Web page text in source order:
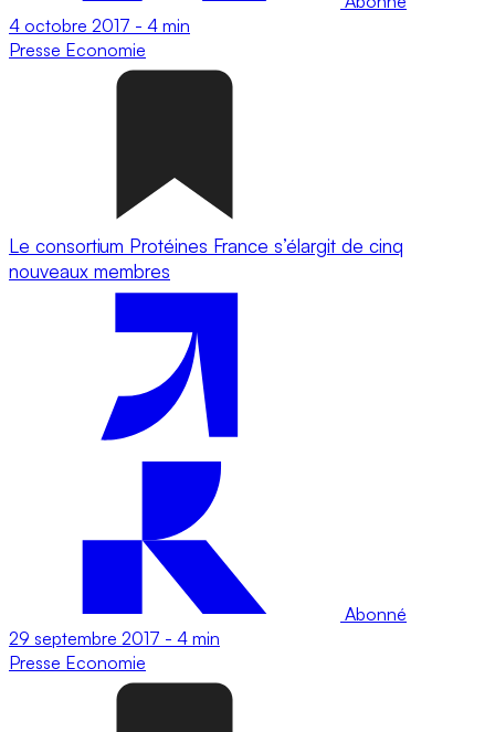
4 octobre 2017 - 4 min
Presse Economie
Le consortium Protéines France s’élargit de cinq
nouveaux membres
Abonné
29 septembre 2017 - 4 min
Presse Economie